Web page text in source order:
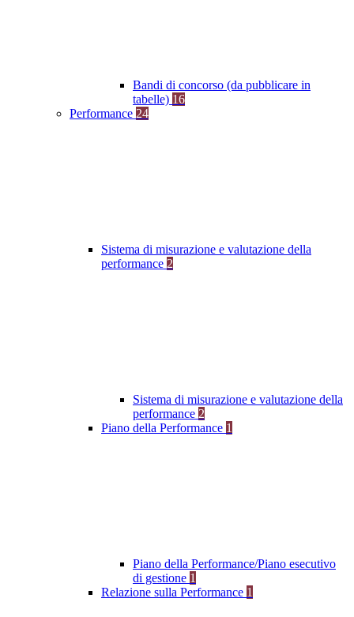
Bandi di concorso (da pubblicare in
tabelle) 16
Performance 24
Sistema di misurazione e valutazione della
performance 2
Sistema di misurazione e valutazione della
performance 2
Piano della Performance 1
Piano della Performance/Piano esecutivo
di gestione 1
Relazione sulla Performance 1